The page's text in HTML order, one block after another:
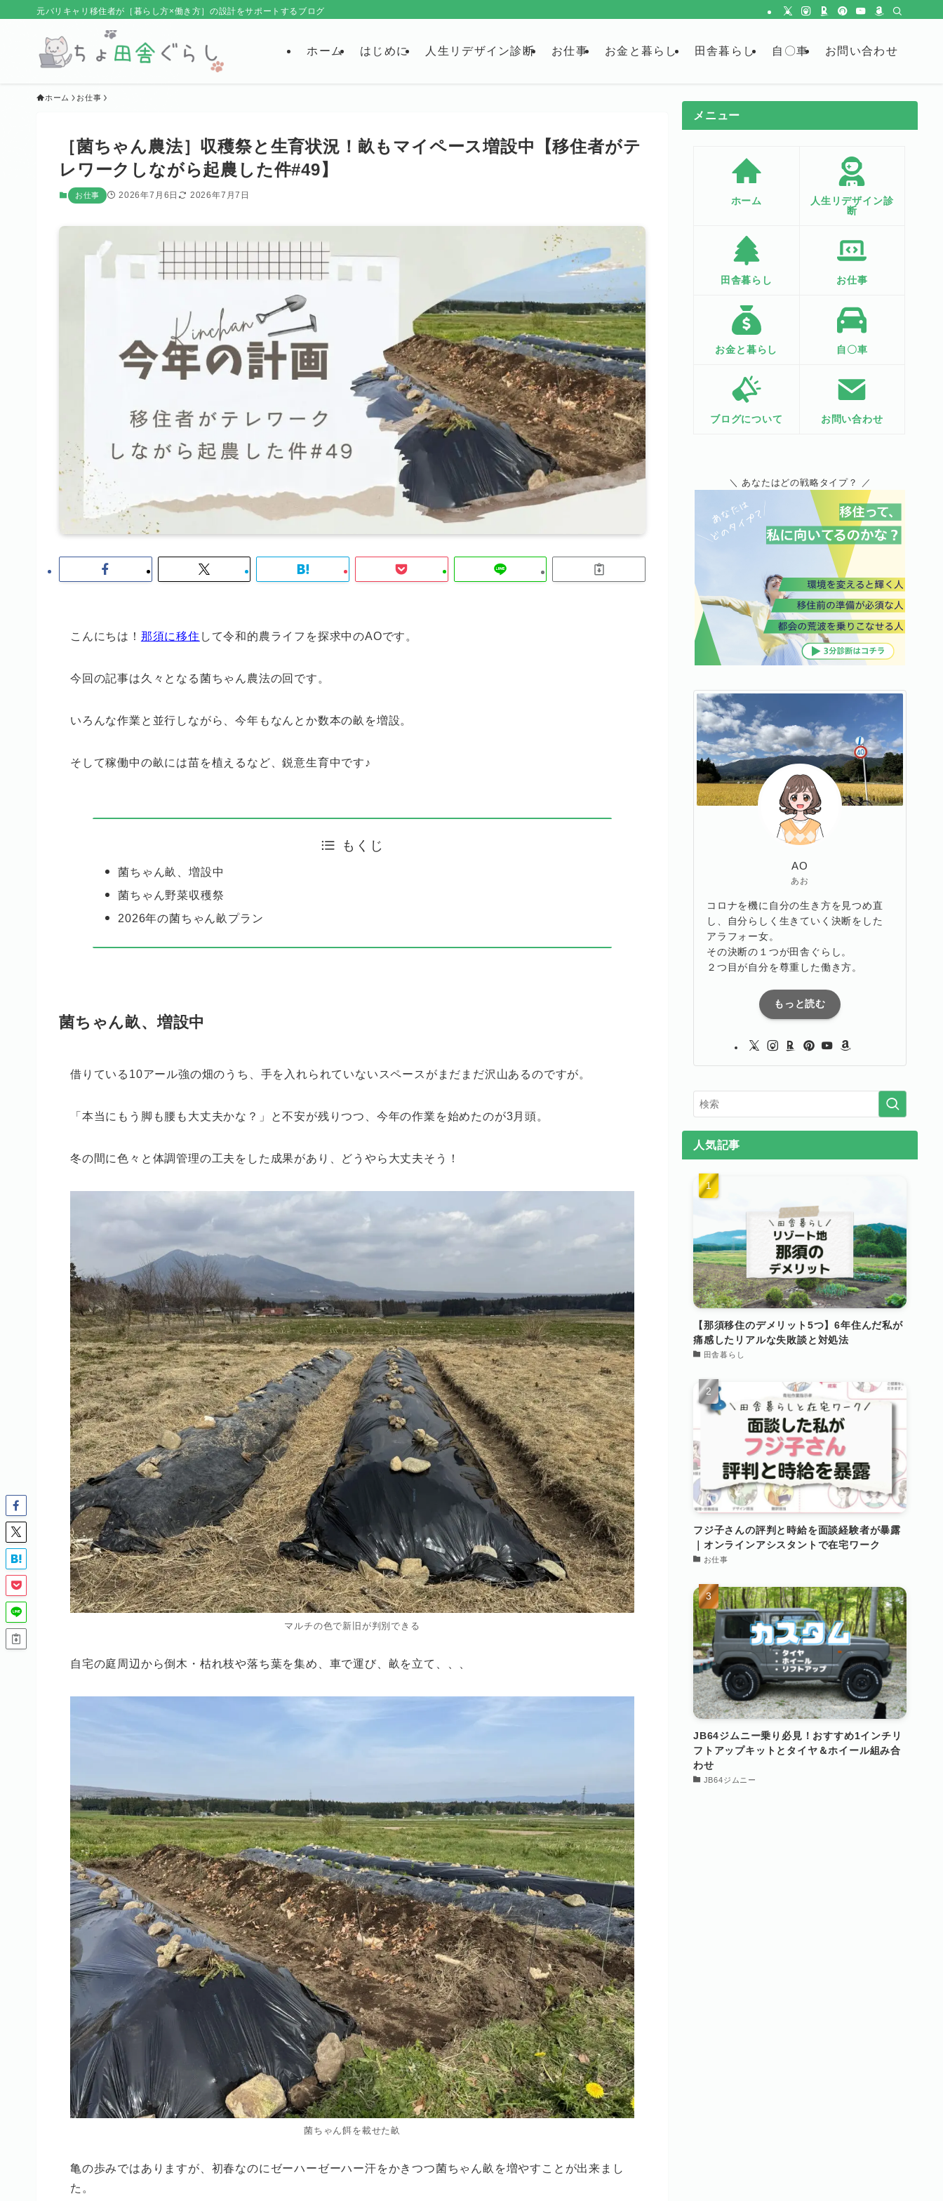
元バリキャリ移住者が［暮らし方×働き方］の設計をサポートするブログ
ホーム はじめに 人生リデザイン診断 お仕事 お金と暮らし 田舎暮らし 自〇車 お問い合わせ
ホーム お仕事
［菌ちゃん農法］収穫祭と生育状況！畝もマイペース増設中【移住者がテ
レワークしながら起農した件#49】
お仕事 2026年7月6日 2026年7月7日
こんにちは！ 那須に移住 して令和的農ライフを探求中のAOです。
今回の記事は久々となる菌ちゃん農法の回です。
いろんな作業と並行しながら、今年もなんとか数本の畝を増設。
そして稼働中の畝には苗を植えるなど、鋭意生育中です♪
もくじ
菌ちゃん畝、増設中
菌ちゃん野菜収穫祭
2026年の菌ちゃん畝プラン
菌ちゃん畝、増設中
借りている10アール強の畑のうち、手を入れられていないスペースがまだまだ沢山あるのですが。
「本当にもう脚も腰も大丈夫かな？」と不安が残りつつ、今年の作業を始めたのが3月頭。
冬の間に色々と体調管理の工夫をした成果があり、どうやら大丈夫そう！
マルチの色で新旧が判別できる
自宅の庭周辺から倒木・枯れ枝や落ち葉を集め、車で運び、畝を立て、、、
菌ちゃん餌を載せた畝
亀の歩みではありますが、初春なのにゼーハーゼーハー汗をかきつつ菌ちゃん畝を増やすことが出来まし
た。
メニュー
ホーム
人生リデザイン診
断
田舎暮らし お仕事
お金と暮らし 自〇車
ブログについて お問い合わせ
＼ あなたはどの戦略タイプ？ ／
AO
あお
コロナを機に自分の生き方を見つめ直
し、自分らしく生きていく決断をした
アラフォー女。
その決断の１つが田舎ぐらし。
２つ目が自分を尊重した働き方。
もっと読む
人気記事
【那須移住のデメリット5つ】6年住んだ私が
痛感したリアルな失敗談と対処法
田舎暮らし
フジ子さんの評判と時給を面談経験者が暴露
｜オンラインアシスタントで在宅ワーク
お仕事
JB64ジムニー乗り必見！おすすめ1インチリ
フトアップキットとタイヤ＆ホイール組み合
わせ
JB64ジムニー